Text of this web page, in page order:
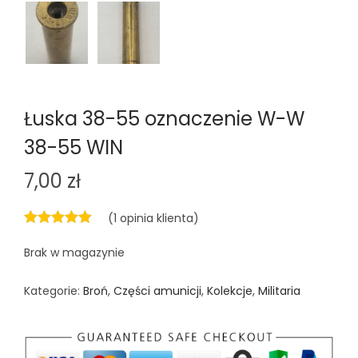
Łuska 38-55 oznaczenie W-W
38-55 WIN
7,00 zł
(1 opinia klienta)
Brak w magazynie
Kategorie: Broń, Części amunicji, Kolekcje, Militaria